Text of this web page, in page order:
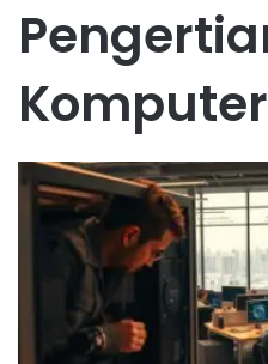
Komputer